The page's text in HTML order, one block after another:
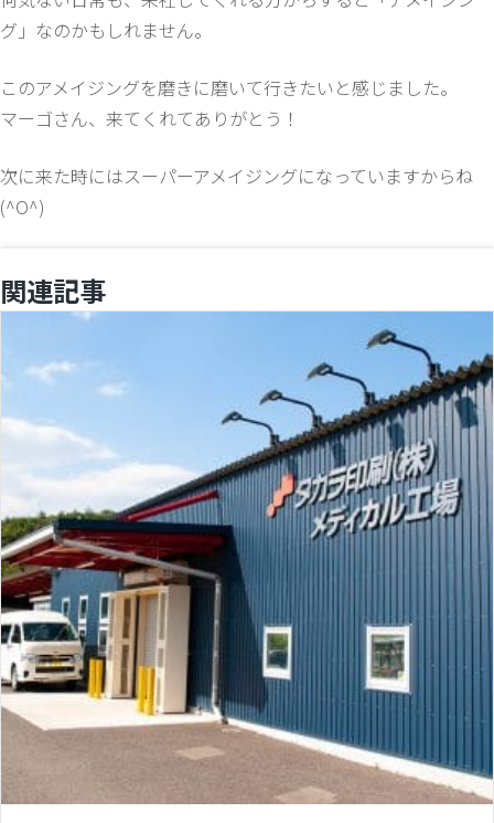
グ」なのかもしれません。
このアメイジングを磨きに磨いて行きたいと感じました。
マーゴさん、来てくれてありがとう！
次に来た時にはスーパーアメイジングになっていますからね
(^O^)
関連記事